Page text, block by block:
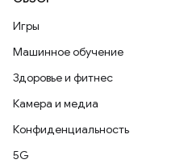
Игры
Машинное обучение
Здоровье и фитнес
Камера и медиа
Конфиденциальность
5G